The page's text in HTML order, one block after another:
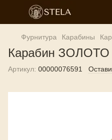
Фурнитура Карабины
Карабин ЗОЛОТО
Артикул: 00000076591